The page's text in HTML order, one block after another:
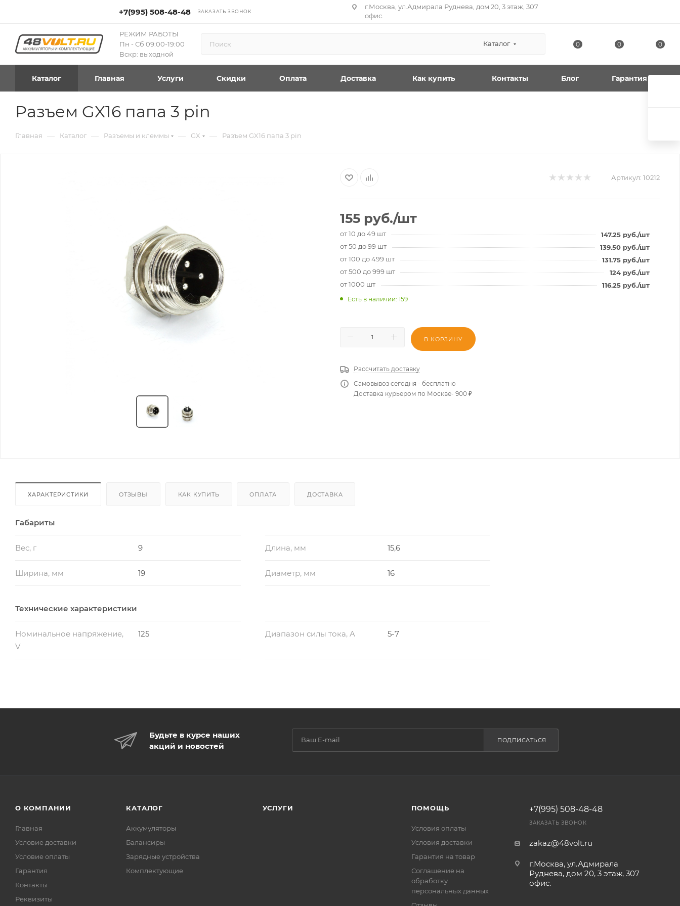
+7(995) 508-48-48 ЗАКАЗАТЬ ЗВОНОК
г.Москва, ул.Адмирала Руднева, дом 20, 3 этаж, 307
офис.
РЕЖИМ РАБОТЫ
Пн - Сб 09:00-19:00
Вскр: выходной
Каталог 0 0 0
Каталог Главная Услуги Скидки Оплата Доставка Как купить Контакты Блог Гарантия
Разъем GX16 папа 3 pin
Главная — Каталог — Разъемы и клеммы — GX — Разъем GX16 папа 3 pin
Артикул: 10212
155 руб./шт
от 10 до 49 шт 147.25 руб./шт
от 50 до 99 шт
139.50 руб./шт
от 100 до 499 шт
131.75 руб./шт
от 500 до 999 шт
124 руб./шт
от 1000 шт
116.25 руб./шт
Есть в наличии: 159
В КОРЗИНУ
Рассчитать доставку
Самовывоз сегодня - бесплатно
Доставка курьером по Москве- 900 ₽
ХАРАКТЕРИСТИКИ ОТЗЫВЫ КАК КУПИТЬ ОПЛАТА ДОСТАВКА
Габариты
Вес, г 9 Длина, мм 15,6
Ширина, мм 19 Диаметр, мм 16
Технические характеристики
Номинальное напряжение,
V
125 Диапазон силы тока, A 5-7
Будьте в курсе наших
акций и новостей
ПОДПИСАТЬСЯ
О КОМПАНИИ
Главная
Условие доставки
Условие оплаты
Гарантия
Контакты
Реквизиты
КАТАЛОГ
Аккумуляторы
Балансиры
Зарядные устройства
Комплектующие
УСЛУГИ ПОМОЩЬ
Условия оплаты
Условия доставки
Гарантия на товар
Соглашение на
обработку
персональных данных
+7(995) 508-48-48
ЗАКАЗАТЬ ЗВОНОК
zakaz@48volt.ru
г.Москва, ул.Адмирала
Руднева, дом 20, 3 этаж, 307
офис.